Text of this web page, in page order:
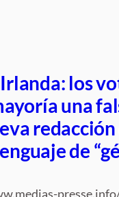
los
una
de